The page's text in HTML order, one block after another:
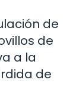
de
de
a la
de